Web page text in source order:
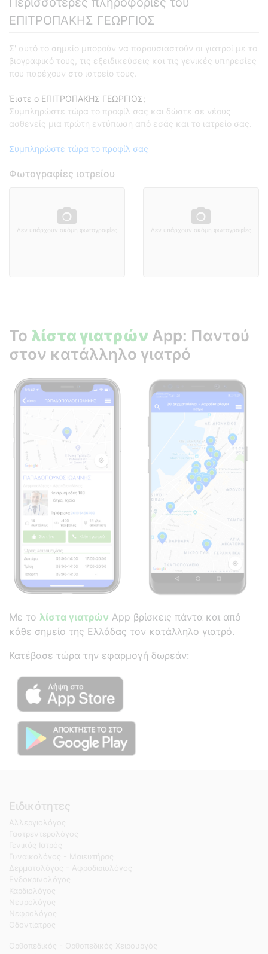
ΕΠΙΤΡΟΠΑΚΗΣ ΓΕΩΡΓΙΟΣ
Σ' αυτό το σημείο μπορούν να παρουσιαστούν οι γιατροί με το
βιογραφικό τους, τις εξειδικεύσεις και τις γενικές υπηρεσίες
που παρέχουν στο ιατρείο τους.
Έιστε ο ΕΠΙΤΡΟΠΑΚΗΣ ΓΕΩΡΓΙΟΣ;
Συμπληρώστε τώρα το προφίλ σας και δώστε σε νέους
ασθενείς μια πρώτη εντύπωση από εσάς και το ιατρείο σας.
Συμπληρώστε τώρα το προφίλ σας
Φωτογραφίες ιατρείου
Δεν υπάρχουν ακόμη φωτογραφίες Δεν υπάρχουν ακόμη φωτογραφίες
Το λίστα γιατρών App: Παντού
στον κατάλληλο γιατρό
Με το λίστα γιατρών App βρίσκεις πάντα και από
κάθε σημείο της Ελλάδας τον κατάλληλο γιατρό.
Κατέβασε τώρα την εφαρμογή δωρεάν:
Ειδικότητες
Αλλεργιολόγος
Γαστρεντερολόγος
Γενικός Ιατρός
Γυναικολόγος - Μαιευτήρας
Δερματολόγος - Αφροδισιολόγος
Ενδοκρινολόγος
Καρδιολόγος
Νευρολόγος
Νεφρολόγος
Οδοντίατρος
Ορθοπεδικός - Ορθοπεδικός Χειρουργός